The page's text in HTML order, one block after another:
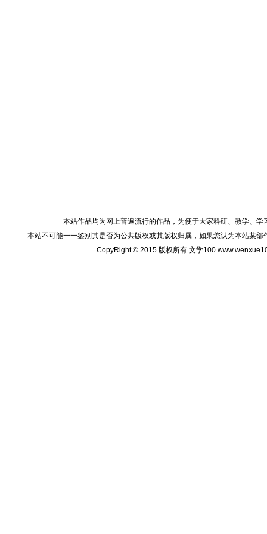
本站作品均为网上普遍流行的作品，为便于大家科研、教学、
本站不可能一一鉴别其是否为公共版权或其版权归属，如果您认为本站某
CopyRight © 2015 版权所有 文学100